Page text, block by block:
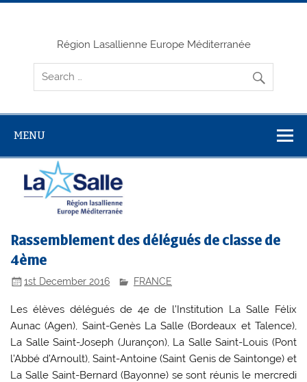
Skip
Région Lasallienne Europe Méditerranée
MENU
Rassemblement des délégués de classe de
4ème
1st December 2016 FRANCE
Les élèves délégués de 4e de l’Institution La Salle Félix
Aunac (Agen), Saint-Genès La Salle (Bordeaux et Talence),
La Salle Saint-Joseph (Jurançon), La Salle Saint-Louis (Pont
l’Abbé d’Arnoult), Saint-Antoine (Saint Genis de Saintonge) et
La Salle Saint-Bernard (Bayonne) se sont réunis le mercredi